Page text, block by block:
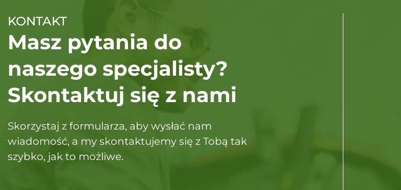
KONTAKT
Masz pytania do
naszego specjalisty?
Skontaktuj się z nami
Skorzystaj z formularza, aby wysłać nam
wiadomość, a my skontaktujemy się z Tobą tak
szybko, jak to możliwe.